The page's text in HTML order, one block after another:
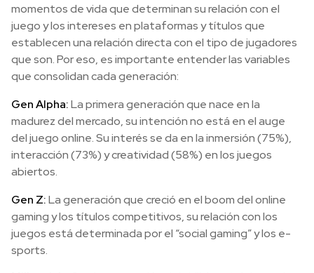
momentos de vida que determinan su relación con el
juego y los intereses en plataformas y títulos que
establecen una relación directa con el tipo de jugadores
que son. Por eso, es importante entender las variables
que consolidan cada generación:
Gen Alpha:La primera generación que nace en la
madurez del mercado, su intención no está en el auge
del juego online. Su interés se da en la inmersión (75%),
interacción (73%) y creatividad (58%) en los juegos
abiertos.
Gen Z:La generación que creció en el boom del online
gaming y los títulos competitivos, su relación con los
juegos está determinada por el “social gaming” y los e-
sports.